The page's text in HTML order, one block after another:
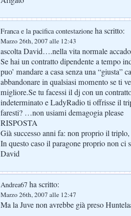
Franca e la pacifica contestazione ha scritto:
Marzo 26th, 2007 alle 12:43
ascolta David….nella vita normale
Se hai un contratto dipendente a tempo
puo’ mandare a casa senza una “giusta”
abbandonare in qualsiasi momento se ti
migliore.Se tu facessi il dj con un
indeterminato e LadyRadio ti offrisse il
faresti? …non usiami demagogia please
RISPOSTA
Già successo anni fa: non proprio il
In questo caso il paragone proprio non ci
David
Andrea67 ha scritto:
Marzo 26th, 2007 alle 12:47
Ma la Juve non avrebbe già preso